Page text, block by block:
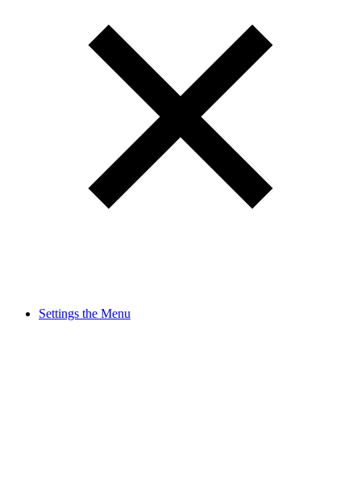
Settings the Menu